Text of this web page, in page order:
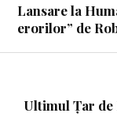
Lansare la
erorilor” de
Ultimul Țar de